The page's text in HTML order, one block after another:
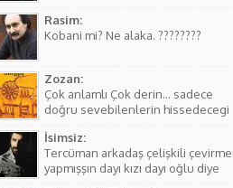
Rasim:
Kobani mi? Ne alaka. ????????
Zozan:
Çok anlamlı Çok derin... sadece
doğru sevebilenlerin hissedecegi
İsimsiz:
Tercüman arkadaş çelişkili
yapmışşın dayı kızı dayı oğlu diye